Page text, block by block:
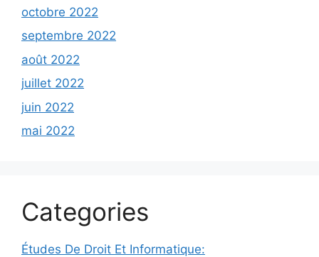
octobre 2022
septembre 2022
août 2022
juillet 2022
juin 2022
mai 2022
Categories
Études De Droit Et Informatique: